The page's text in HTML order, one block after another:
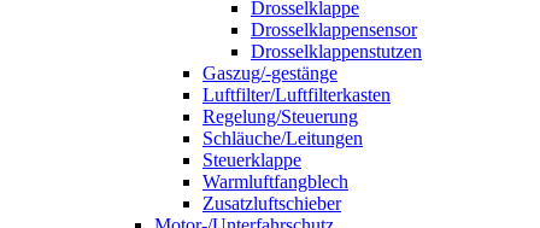
Drosselklappe
Drosselklappensensor
Drosselklappenstutzen
Gaszug/-gestänge
Luftfilter/Luftfilterkasten
Regelung/Steuerung
Schläuche/Leitungen
Steuerklappe
Warmluftfangblech
Zusatzluftschieber